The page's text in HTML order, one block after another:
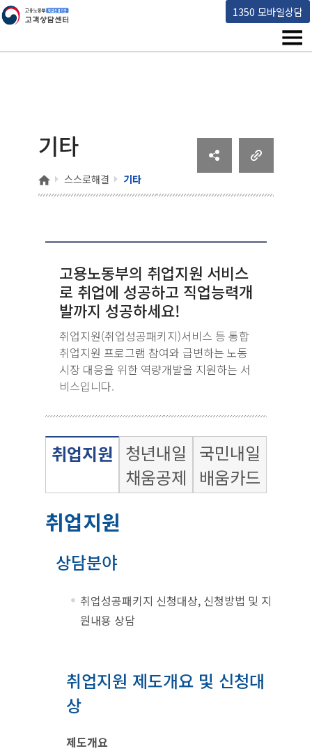
1350 모바일상담
고용노동부 책임운영기관 고객상담센터
메
기타
홈 스스로해결 기타
고용노동부의 취업지원 서비스
로 취업에 성공하고 직업능력개
발까지 성공하세요!
취업지원(취업성공패키지)서비스 등 통합
취업지원 프로그램 참여와 급변하는 노동
시장 대응을 위한 역량개발을 지원하는 서
비스입니다.
취업지원 청년내일
채움공제
국민내일
배움카드
취업지원
상담분야
취업성공패키지 신청대상, 신청방법 및 지
원내용 상담
취업지원 제도개요 및 신청대
상
제도개요